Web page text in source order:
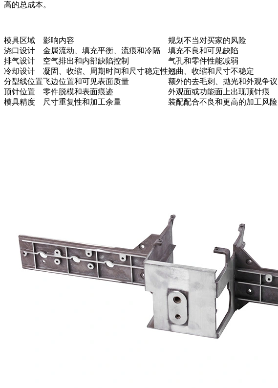
高的总成本。
模具区域 影响内容
规划不当对买家的风险
浇口设计
金属流动、填充平衡、流痕和冷隔
填充不良和可见缺陷
排气设计
空气排出和内部缺陷控制
气孔和零件性能减弱
冷却设计
凝固、收缩、周期时间和尺寸稳定性翘曲、收缩和尺寸不稳定
分型线位置飞边位置和可见表面质量
额外的去毛刺、抛光和外观争议
顶针位置
零件脱模和表面痕迹
外观面或功能面上出现顶针痕
模具精度
尺寸重复性和加工余量 装配配合不良和更高的加工风险